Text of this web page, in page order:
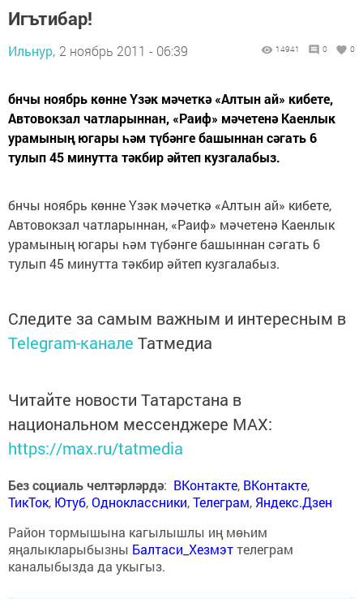
Игътибар!
Ильнур, 2 ноябрь 2011 - 06:39 14941 0 0
бнчы ноябрь көнне Үзәк мәчеткә «Алтын ай» кибете,
Автовокзал чатларыннан, «Раиф» мәчетенә Каенлык
урамының югары һәм түбәнге башыннан сәгать 6
тулып 45 минутта тәкбир әйтеп кузгалабыз.
бнчы ноябрь көнне Үзәк мәчеткә «Алтын ай» кибете,
Автовокзал чатларыннан, «Раиф» мәчетенә Каенлык
урамының югары һәм түбәнге башыннан сәгать 6
тулып 45 минутта тәкбир әйтеп кузгалабыз.
Следите за самым важным и интересным в
Telegram-канале Татмедиа
Читайте новости Татарстана в
национальном мессенджере MАХ:
https://max.ru/tatmedia
Без социаль челтәрләрдә: ВКонтакте, ВКонтакте,
ТикТок, Ютуб,Одноклассники,Телеграм, Яндекс.Дзен
Район тормышына кагылышлы иң мөһим
яңалыкларыбызны Балтаси_Хезмэттелеграм
каналыбызда да укыгыз.